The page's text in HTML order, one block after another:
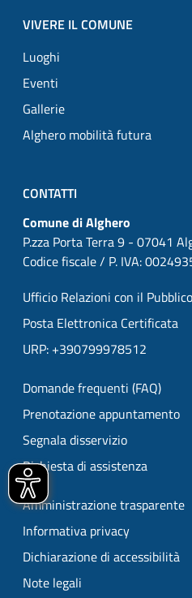
VIVERE IL COMUNE
Luoghi
Eventi
Gallerie
Alghero mobilità futura
CONTATTI
Comune di Alghero
P.zza Porta Terra 9 - 07041
Codice fiscale / P. IVA:
Ufficio Relazioni con il Pubblico
Posta Elettronica Certificata
URP: +390799978512
Domande frequenti (FAQ)
Prenotazione appuntamento
Segnala disservizio
Richiesta di assistenza
Amministrazione trasparente
Informativa privacy
Dichiarazione di accessibilità
Note legali